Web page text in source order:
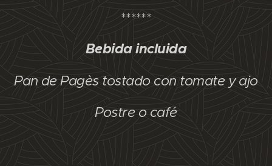
******
Bebida incluida
Pan de Pagès tostado con tomate y ajo
Postre o café